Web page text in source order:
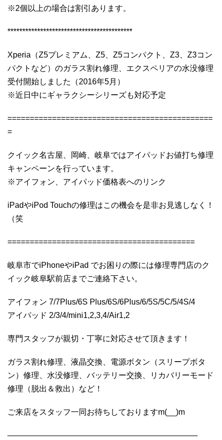
※2個以上の場合は割引あります。
******************************************
Xperia（Z5プレミアム、Z5、Z5コンパクト、Z3、Z3コン
パクトなど）のガラス割れ修理、エクスペリアの水没修理
受付開始しました（2016年5月）
※近日中にギャラクシーシリーズも対応予定
==============================================
=
クイック名古屋、岡崎、岐阜ではアイパッドお値打ち修理
キャンペーンを行っています。
※アイフォン、アイパッド価格表へのリンク
iPadやiPod Touchの修理はこの機会を是非お見逃しなく！
（笑
==========================================
岐阜市でiPhoneやiPad でお困りの際には修理専門店のク
イック岐阜駅前店までご連絡下さい。
アイフォン 7/7Plus/6S Plus/6S/6Plus/6/5S/5C/5/4S/4
アイパッド 2/3/4/mini1,2,3,4/Air1,2
専門スタッフが親切・丁寧に対応させて頂きます！
ガラス割れ修理、液晶交換、電源ボタン（スリープボタ
ン）修理、水没修理、バッテリー交換、リカバリーモード
修理（脱出＆救出）など！
ご来店をスタッフ一同お待ちしておりますm(__)m
————————————————————————